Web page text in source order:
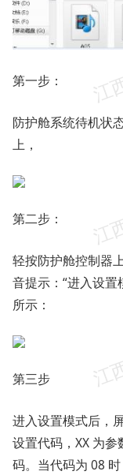
第一步：
防护舱系统待机状
上，
第二步：
轻按防护舱控制器
音提示：“进入设置
所示：
第三步
进入设置模式后，
设置代码，XX 为
码。当代码为 08